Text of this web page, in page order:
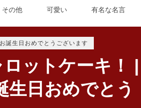
その他 可愛い 有名な名言
お誕生日おめでとうございます
ットケーキ！
生日おめでとう